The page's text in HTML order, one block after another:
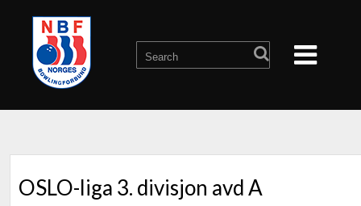
OSLO-liga 3. divisjon avd A